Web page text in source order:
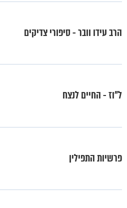
הרב עידו וובר - סיפורי צדיקים
ל"וז - החיים לנצח
פרשיות התפילין